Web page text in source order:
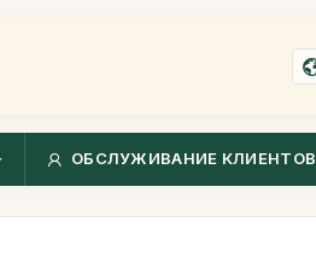
ОБСЛУЖИВАНИЕ КЛИЕНТОВ